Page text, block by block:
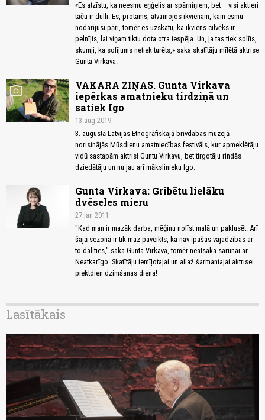
«Es atzīstu, ka neesmu eņģelis ar spārniņiem, bet – visi aktieri
taču ir dulli. Es, protams, atvainojos ikvienam, kam esmu
nodarījusi pāri, tomēr es uzskatu, ka ikviens cilvēks ir
pelnījis, lai viņam tiktu dota otra iespēja. Un, ja tas tiek solīts,
skumji, ka solījums netiek turēts,» saka skatītāju mīlētā aktrise
Gunta Virkava.
photo_camera
VAKARA ZIŅAS. Gunta Virkava
iepērkas amatnieku tirdziņā un
satiek Igo
13.aug 2019
3. augustā Latvijas Etnogrāfiskajā brīvdabas muzejā
norisinājās Mūsdienu amatniecības festivāls, kur apmeklētāju
vidū sastapām aktrisi Guntu Virkavu, bet tirgotāju rindās
dziedātāju un nu jau arī mākslinieku Igo.
Gunta Virkava: Gribētu lielāku
dvēseles mieru
27.jan 2011
"Kad man ir mazāk darba, mēģinu nolīst malā un paklusēt. Arī
šajā sezonā ir tik maz paveikts, ka nav īpašas vajadzības ar
to dalīties," saka Gunta Virkava, tomēr neatsaka sarunai ar
Neatkarīgo. Skatītāju iemīļotajai un allaž šarmantajai aktrisei
piektdien dzimšanas diena!
Lasītākais